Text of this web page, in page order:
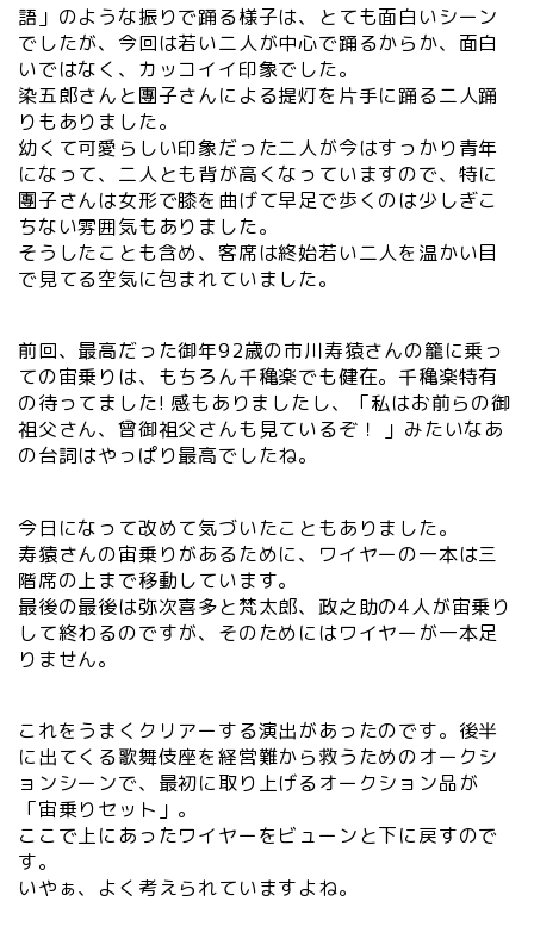
語」のような振りで踊る様子は、とても面白いシーン
でしたが、今回は若い二人が中心で踊るからか、面白
いではなく、カッコイイ印象でした。
染五郎さんと團子さんによる提灯を片手に踊る二人踊
りもありました。
幼くて可愛らしい印象だった二人が今はすっかり青年
になって、二人とも背が高くなっていますので、特に
團子さんは女形で膝を曲げて早足で歩くのは少しぎこ
ちない雰囲気もありました。
そうしたことも含め、客席は終始若い二人を温かい目
で見てる空気に包まれていました。
前回、最高だった御年92歳の市川寿猿さんの籠に乗っ
ての宙乗りは、もちろん千穐楽でも健在。千穐楽特有
の待ってました! 感もありましたし、「私はお前らの御
祖父さん、曾御祖父さんも見ているぞ！ 」みたいなあ
の台詞はやっぱり最高でしたね。
今日になって改めて気づいたこともありました。
寿猿さんの宙乗りがあるために、ワイヤーの一本は三
階席の上まで移動しています。
最後の最後は弥次喜多と梵太郎、政之助の4人が宙乗り
して終わるのですが、そのためにはワイヤーが一本足
りません。
これをうまくクリアーする演出があったのです。後半
に出てくる歌舞伎座を経営難から救うためのオークシ
ョンシーンで、最初に取り上げるオークション品が
「宙乗りセット」。
ここで上にあったワイヤーをビューンと下に戻すので
す。
いやぁ、よく考えられていますよね。